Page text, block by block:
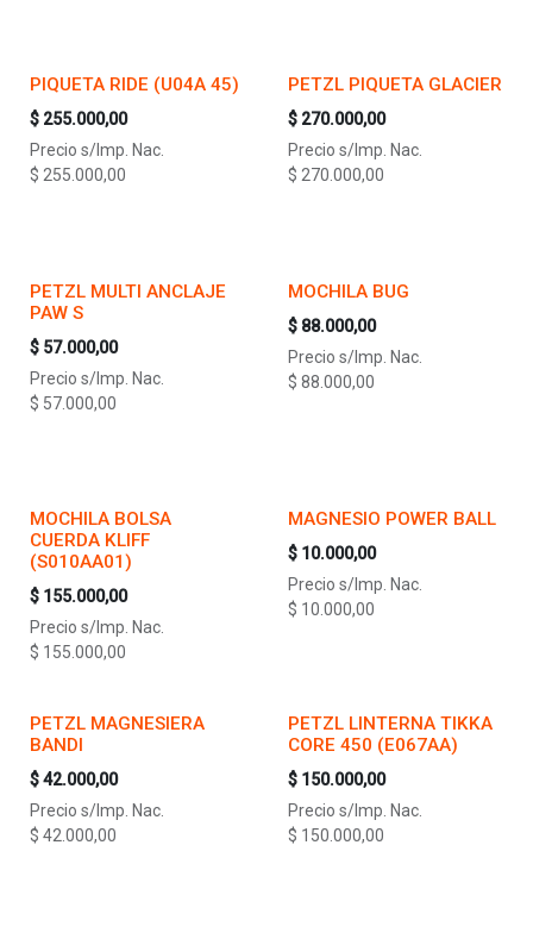
PIQUETA RIDE (U04A 45)
$ 255.000,00
Precio s/Imp. Nac.
$ 255.000,00
PETZL PIQUETA GLACIER
$ 270.000,00
Precio s/Imp. Nac.
$ 270.000,00
PETZL MULTI ANCLAJE
PAW S
$ 57.000,00
Precio s/Imp. Nac.
$ 57.000,00
MOCHILA BUG
$ 88.000,00
Precio s/Imp. Nac.
$ 88.000,00
MOCHILA BOLSA
CUERDA KLIFF
(S010AA01)
$ 155.000,00
Precio s/Imp. Nac.
$ 155.000,00
MAGNESIO POWER BALL
$ 10.000,00
Precio s/Imp. Nac.
$ 10.000,00
PETZL MAGNESIERA
BANDI
$42.000,00
Precio s/Imp. Nac.
$ 42.000,00
PETZL LINTERNA TIKKA
CORE 450 (E067AA)
$ 150.000,00
Precio s/Imp. Nac.
$ 150.000,00